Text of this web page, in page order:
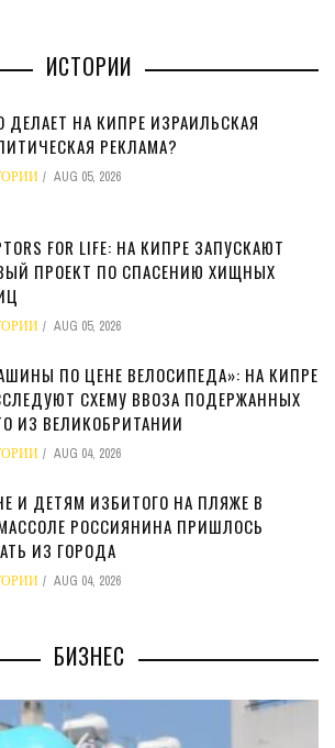
ИСТОРИИ
ДЕЛАЕТ НА КИПРЕ ИЗРАИЛЬСКАЯ
РЕКЛАМА?
AUG 05, 2026
FOR LIFE: НА КИПРЕ ЗАПУСКАЮТ
ПРОЕКТ ПО СПАСЕНИЮ ХИЩНЫХ
AUG 05, 2026
ПО ЦЕНЕ ВЕЛОСИПЕДА»: НА КИПРЕ
СХЕМУ ВВОЗА ПОДЕРЖАННЫХ
ИЗ ВЕЛИКОБРИТАНИИ
AUG 04, 2026
И ДЕТЯМ ИЗБИТОГО НА ПЛЯЖЕ В
РОССИЯНИНА ПРИШЛОСЬ
ИЗ ГОРОДА
AUG 04, 2026
БИЗНЕС